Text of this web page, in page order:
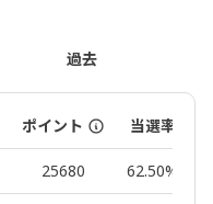
過去
ポイント 当選率
25680 62.50%